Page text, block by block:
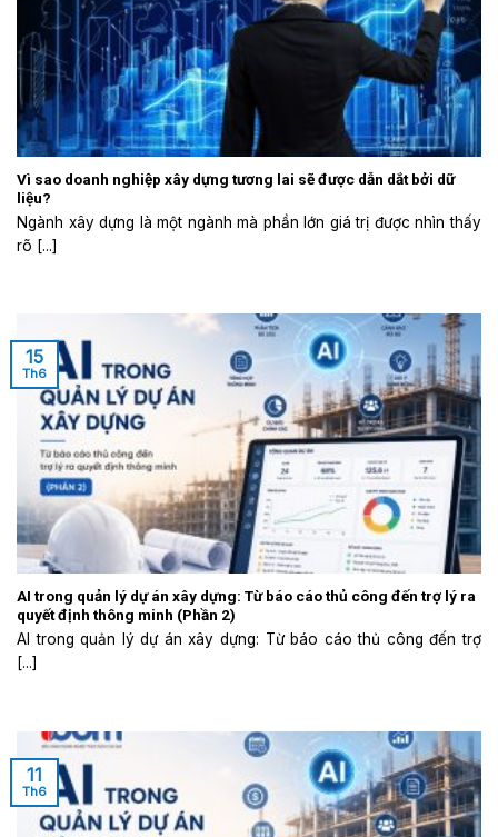
Vì sao doanh nghiệp xây dựng tương lai sẽ được dẫn dắt bởi dữ
liệu?
Ngành xây dựng là một ngành mà phần lớn giá trị được nhìn thấy
rõ [...]
AI trong quản lý dự án xây dựng: Từ báo cáo thủ công đến trợ lý ra
quyết định thông minh (Phần 2)
AI trong quản lý dự án xây dựng: Từ báo cáo thủ công đến trợ
[...]
15
Th6
11
Th6